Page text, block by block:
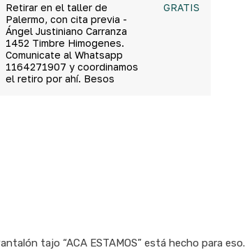
Retirar en el taller de
Palermo, con cita previa -
Ángel Justiniano Carranza
1452 Timbre Himogenes.
Comunicate al Whatsapp
1164271907 y coordinamos
el retiro por ahí. Besos
GRATIS
tajo “ACA ESTAMOS” está hecho para eso.